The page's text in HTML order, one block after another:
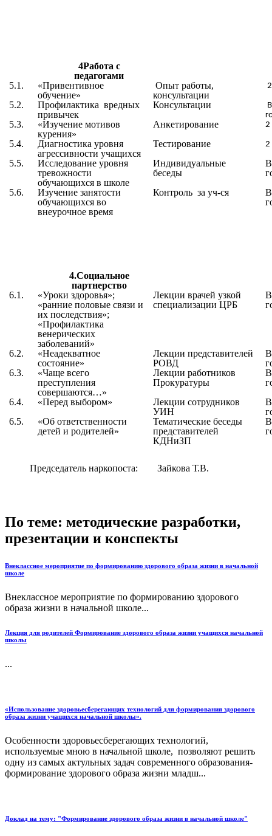
4Работа с
педагогами
5.1.
«Привентивное
обучение»
Опыт работы,
консультации
5.2.
Профилактика вредных
привычек
Консультации
5.3. «Изучение мотивов
курения»
Анкетирование 2
5.4.
Диагностика уровня
агрессивности учащихся
Тестирование 2
5.5.
Исследование уровня
тревожности
обучающихся в школе
Индивидуальные
беседы
В
5.6.
Изучение занятости
обучающихся во
внеурочное время
Контроль за уч-ся
В
4.Социальное
партнерство
6.1.
«Уроки здоровья»;
«ранние половые связи и
их последствия»;
«Профилактика
венерических
заболеваний»
Лекции врачей узкой
специализации ЦРБ
В
6.2. «Неадекватное
состояние»
Лекции представителей
РОВД
В
6.3.
«Чаще всего
преступления
совершаются…»
Лекции работников
Прокуратуры
В
6.4.
«Перед выбором»
Лекции сотрудников
УИН
В
6.5.
«Об ответственности
детей и родителей»
Тематические беседы
представителей
КДНиЗП
В
Председатель наркопоста: Зайкова Т.В.
По теме: методические разработки,
презентации и конспекты
Внеклассное мероприятие по формированию здорового образа жизни в начальной
школе
Внеклассное мероприятие по формированию здорового
образа жизни в начальной школе...
Лекция для родителей Формирование здорового образа жизни учащихся начальной
школы
...
«Использование здоровьесберегающих технологий для формирования здорового
образа жизни учащихся начальной школы».
Особенности здоровьесберегающих технологий,
используемые мною в начальной школе, позволяют решить
одну из самых актульных задач современного образования-
формирование здорового образа жизни младш...
Доклад на тему: "Формирование здорового образа жизни в начальной школе"